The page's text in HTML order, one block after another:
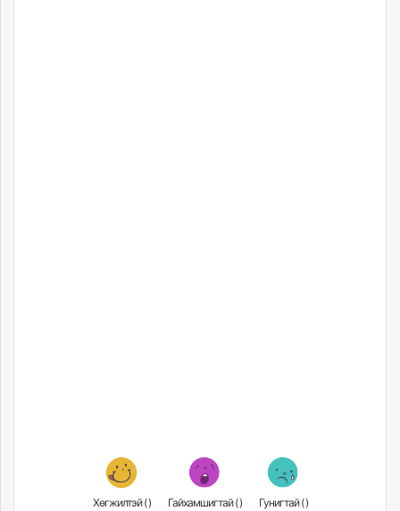
Хөгжилтэй () Гайхамшигтай () Гунигтай ()